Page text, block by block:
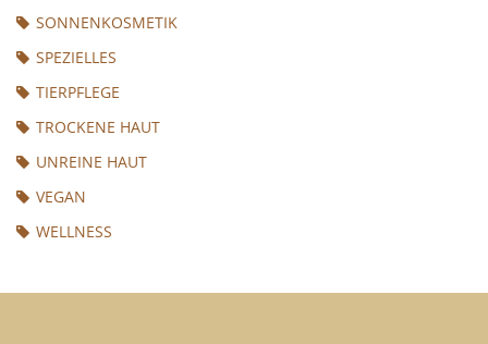
SONNENKOSMETIK
SPEZIELLES
TIERPFLEGE
TROCKENE HAUT
UNREINE HAUT
VEGAN
WELLNESS